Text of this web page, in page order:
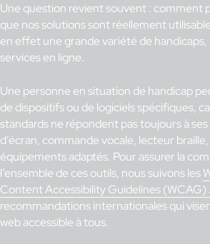
Une question revient souvent : comment
que nos solutions sont réellement
en effet une grande variété de
services en ligne.
Une personne en situation de handicap
de dispositifs ou de logiciels spécifiques,
standards ne répondent pas toujours à
d’écran, commande vocale, lecteur
équipements adaptés. Pour assurer la
l’ensemble de ces outils, nous suivons les
Content Accessibility Guidelines (WCAG)
recommandations internationales qui
web accessible à tous.